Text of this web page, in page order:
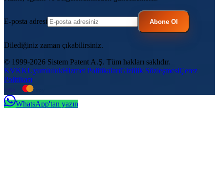
E-posta adresi Abone Ol
Dilediğiniz zaman çıkabilirsiniz.
© 1999-2026 Sistem Patent A.Ş. Tüm hakları saklıdır.
KVKKUyumlulukHizmet PolitikalarıGizlilik SözleşmesiÇerez
Politikası
WhatsApp'tan yazın